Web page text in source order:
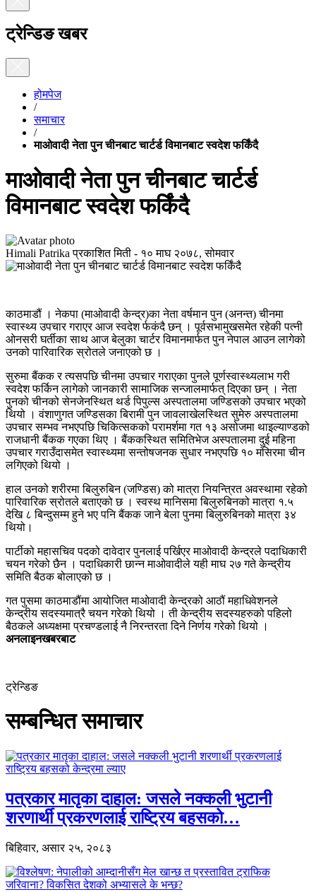
ट्रेन्डिङ खबर
होमपेज
/
समाचार
/
माओवादी नेता पुन चीनबाट चार्टर्ड विमानबाट स्वदेश फर्किंदै
माओवादी नेता पुन चीनबाट चार्टर्ड
विमानबाट स्वदेश फर्किंदै
Himali Patrika प्रकाशित मिती - १० माघ २०७८, सोमवार
काठमाडौं । नेकपा (माओवादी केन्द्र)का नेता वर्षमान पुन (अनन्त) चीनमा
स्वास्थ्य उपचार गराएर आज स्वदेश र्फकंदै छन् । पूर्वसभामुखसमेत रहेकी पत्नी
ओनसरी घर्तीका साथ आज बेलुका चार्टर विमानमार्फत पुन नेपाल आउन लागेको
उनको पारिवारिक स्रोतले जनाएको छ ।
सुरुमा बैंकक र त्यसपछि चीनमा उपचार गराएका पुनले पूर्णस्वास्थ्यलाभ गरी
स्वदेश फर्किन लागेको जानकारी सामाजिक सन्जालमार्फत् दिएका छन् । नेता
पुनको चीनको सेनजेनस्थित थर्ड पिपुल्स अस्पतालमा जण्डिसको उपचार भएको
थियो । वंशाणुगत जण्डिसका बिरामी पुन जावलाखेलस्थित सुमेरु अस्पतालमा
उपचार सम्भव नभएपछि चिकित्सकको परामर्शमा गत १३ असोजमा थाइल्याण्डको
राजधानी बैंकक गएका थिए । बैंककस्थित समितिभेज अस्पतालमा दुई महिना
उपचार गराउँदासमेत स्वास्थ्यमा सन्तोषजनक सुधार नभएपछि १० मंसिरमा चीन
लगिएको थियो ।
हाल उनको शरीरमा बिलुरुबिन (जण्डिस) को मात्रा नियन्त्रित अवस्थामा रहेको
पारिवारिक स्रोतले बताएको छ । स्वस्थ मानिसमा बिलुरुबिनको मात्रा १.५
देखि ८ बिन्दुसम्म हुने भए पनि बैंकक जाने बेला पुनमा बिलुरुबिनको मात्रा ३४
थियो।
पार्टीको महासचिव पदको दावेदार पुनलाई पर्खिएर माओवादी केन्द्रले पदाधिकारी
चयन गरेको छैन । पदाधिकारी छान्न माओवादीले यही माघ २७ गते केन्द्रीय
समिति बैठक बोलाएको छ ।
गत पुसमा काठमाडौंमा आयोजित माओवादी केन्द्रको आठौं महाधिवेशनले
केन्द्रीय सदस्यमात्रै चयन गरेको थियो । ती केन्द्रीय सदस्यहरुको पहिलो
बैठकले अध्यक्षमा प्रचण्डलाई नै निरन्तरता दिने निर्णय गरेको थियो ।
अनलाइनखबरबाट
ट्रेन्डिङ
सम्बन्धित समाचार
पत्रकार मातृका दाहाल: जसले नक्कली भुटानी
शरणार्थी प्रकरणलाई राष्ट्रिय बहसको…
बिहिवार, असार २५, २०८३